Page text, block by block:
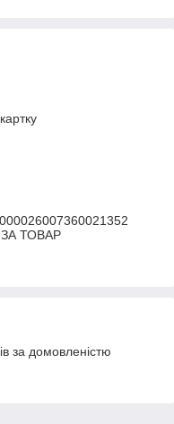
ЗА ТОВАР
за домовленістю